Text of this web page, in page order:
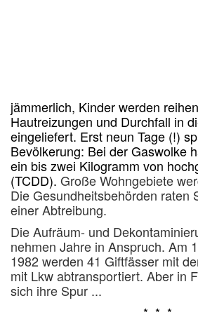
jämmerlich, Kinder werden
Hautreizungen und Durchfall in
eingeliefert. Erst neun Tage (!)
Bevölkerung: Bei der Gaswolke
ein bis zwei Kilogramm von
(TCDD). Große Wohngebiete
Die Gesundheitsbehörden raten
einer Abtreibung.
Die Aufräum- und
nehmen Jahre in Anspruch. Am
1982 werden 41 Giftfässer mit
mit Lkw abtransportiert. Aber in
sich ihre Spur ...
* * *